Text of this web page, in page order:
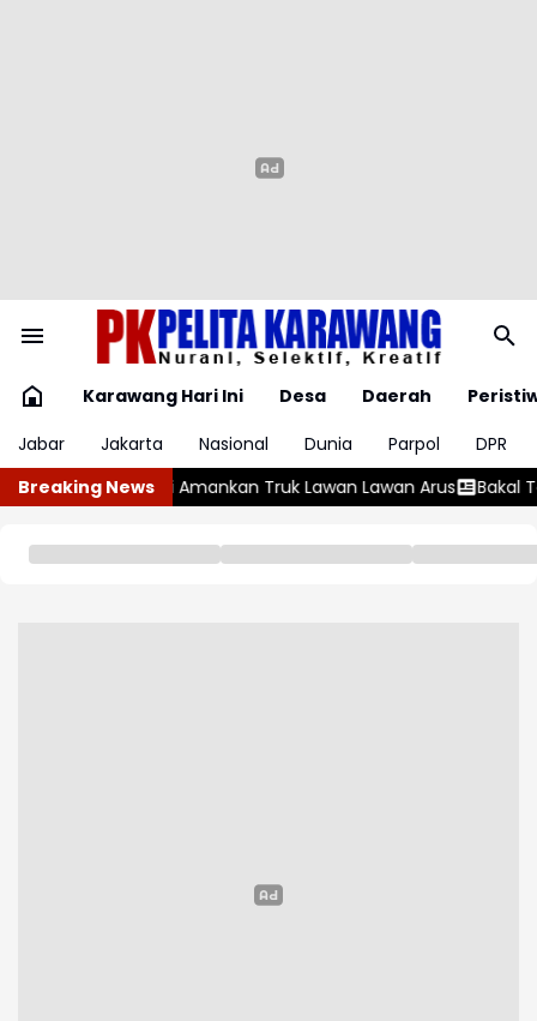
Karawang Hari Ini Desa Daerah
Jabar
Jakarta Nasional Dunia Parpol
DPR
Breaking News
Lawan Lawan Arus Bakal Terjadi Gerhana Matahari Total 12